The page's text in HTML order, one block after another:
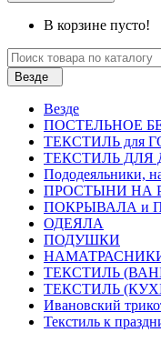
В корзине пусто!
Везде
Везде
ПОСТЕЛЬНОE
ТЕКСТИЛЬ для
ТЕКСТИЛЬ ДЛЯ
Пододеяльники,
ПРОСТЫНИ НА
ПОКРЫВАЛА и
ОДЕЯЛА
ПОДУШКИ
ТЕКСТИЛЬ
ТЕКСТИЛЬ
Ивановский
Текстиль к